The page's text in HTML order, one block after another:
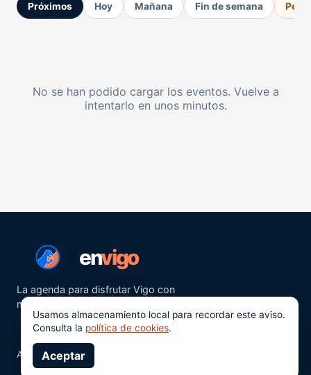
Próximos Hoy Mañana Fin de semana
No se han podido cargar los eventos. Vuelve a
intentarlo en unos minutos.
envigo
La agenda para disfrutar Vigo con
más ganas.
Aviso legalPrivacidad
Usamos almacenamiento local para recordar este aviso.
Consulta la política de cookies.
Aceptar